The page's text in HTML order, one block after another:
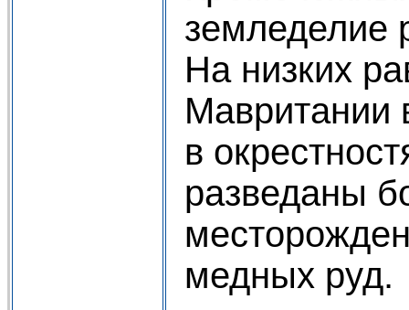
земледелие
На низких
Мавритании
в
разведаны
медных руд.